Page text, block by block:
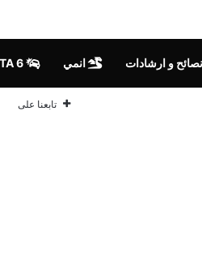
نصائح و ارشادات انمي
تابعنا على